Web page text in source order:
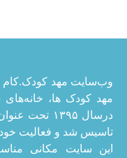
وب‌سایت مهد کودک.کام
مهد کودک ها،
درسال ۱۳۹۵
تاسیس شد و فعالیت خود
این سایت مکانی